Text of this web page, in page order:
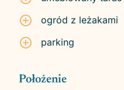
ogród z leżakami
parking
Położenie